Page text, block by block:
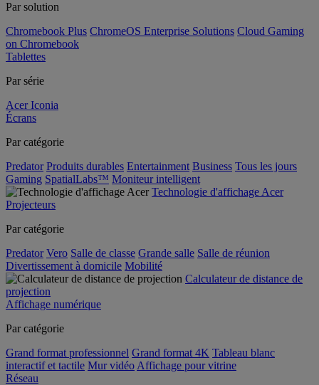
Par solution
Chromebook Plus ChromeOS Enterprise Solutions Cloud Gaming
on Chromebook
Tablettes
Par série
Acer Iconia
Écrans
Par catégorie
Predator Produits durables Entertainment Business Tous les jours
Gaming SpatialLabs™ Moniteur intelligent
Technologie d'affichage Acer
Projecteurs
Par catégorie
Predator Vero Salle de classe Grande salle Salle de réunion
Divertissement à domicile Mobilité
Calculateur de distance de
projection
Affichage numérique
Par catégorie
Grand format professionnel Grand format 4K Tableau blanc
interactif et tactile Mur vidéo Affichage pour vitrine
Réseau